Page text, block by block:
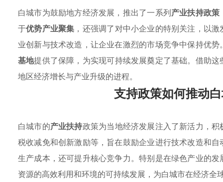
白城市为鼓励地方经济发展，推出了一系列产业扶持政策
于优势产业聚集 ，还强调了对中小企业的特别关注，以
业创新与技术改造，让企业在激烈的市场竞争中保持优
基地提供了保障，为实现可持续发展奠定了基础。借助
地区经济增长与产业升级的进程。
支持政策如何推动
白城市的产业扶持政策为当地经济发展注入了新活力，
税收减免和创新激励等，旨在鼓励企业进行技术改造和
生产成本，还可提升核心竞争力。特别是在绿色产业的
资源的高效利用和环境的可持续发展，为白城市在经济全